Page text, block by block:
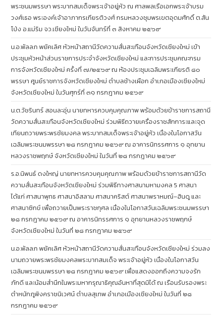
พระชนมพรรษา พระบาทสมเด็จพระเจ้าอยู่หัว ณ ศาลพลเรือเอกพระเจ้าบรม
วงศ์เธอ พระองค์เจ้าอาภากรเกียรติวงศ์ กรมหลวงชุมพรเขตอุดมศักดิ์ ต.สัน
โป่ง อ.แม่ริม จว.เชียงใหม่ ในวันจันทร์ที่ ๓ สิงหาคม ๒๕๖๙
น.อ.พัลลภ พยัคเลิศ หัวหน้าสถานีวัดความสั่นสะเทือนจังหวัดเชียงใหม่ เข้า
ประชุมหัวหน้าส่วนราชการประจำจังหวัดเชียงใหม่ และการประชุมคณะกรม
การจังหวัดเชียงใหม่ ครั้งที่ ๗/๒๕๖๙ ณ ห้องประชุมเฉลิมพระเกียรติ ๘๐
พรรษา ศูนย์ราชการจังหวัดเชียงใหม่ ตำบลช้างเผือก อำเภอเมืองเชียงใหม่
จังหวัดเชียงใหม่ ในวันศุกร์ที่ ๓๑ กรกฎาคม ๒๕๖๙
น.ต.วัชรินทร์ สอนละอุ่น นายทหารควบคุมคุณภาพ พร้อมด้วยข้าราชการสถานี
วัดความสั่นสะเทือนจังหวัดเชียงใหม่ ร่วมพิธีถวายเครื่องราชสักการะและจุด
เทียนถวายพระพรชัยมงคล พระบาทสมเด็จพระเจ้าอยู่หัว เนื่องในโอกาสวัน
เฉลิมพระชนมพรรษา ๒๘ กรกฎาคม ๒๕๖๙ ณ อาคารนิทรรศการ ๑ อุทยาน
หลวงราชพฤกษ์ จังหวัดเชียงใหม่ ในวันที่ ๒๘ กรกฎาคม ๒๕๖๙
ร.อ.นิพนธ์ ดงใหญ่ นายทหารควบคุมคุณภาพ พร้อมด้วยข้าราชการสถานีวัด
ความสั่นสะเทือนจังหวัดเชียงใหม่ ร่วมพิธีทางศาสนามหามงคล 5 ศาสนา
ได้แก่ ศาสนาพุทธ ศาสนาอิสลาม ศาสนาคริสต์ ศาสนาพราหมณ์–ฮินดู และ
ศาสนาซิกข์ เพื่อถวายเป็นพระราชกุศล เนื่องในโอกาสวันเฉลิมพระชนมพรรษา
๒๘ กรกฎาคม ๒๕๖๙ ณ อาคารนิทรรศการ ๑ อุทยานหลวงราชพฤกษ์
จังหวัดเชียงใหม่ ในวันที่ ๒๘ กรกฎาคม ๒๕๖๙
น.อ.พัลลภ พยัคเลิศ หัวหน้าสถานีวัดความสั่นสะเทือนจังหวัดเชียงใหม่ ร่วมลง
นามถวายพระพรชัยมงคลพระบาทสมเด็จ พระเจ้าอยู่หัว เนื่องในโอกาสวัน
เฉลิมพระชนมพรรษา ๒๘ กรกฎาคม ๒๕๖๙ เพื่อแสดงออกถึงความจงรัก
ภักดี และน้อมสำนึกในพระมหากรุณาธิคุณอันหาที่สุดมิได้ ณ เรือนรับรองพระ
ตำหนักภูพิงคราชนิเวศน์ ตำบลสุเทพ อำเภอเมืองเชียงใหม่ ในวันที่ ๒๘
กรกฎาคม ๒๕๖๙